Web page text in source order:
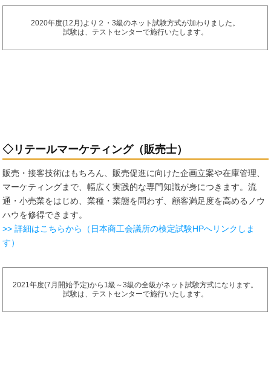
2020年度(12月)より２・3級のネット試験方式が加わりました。
試験は、テストセンターで施行いたします。
◇リテールマーケティング（販売士）
販売・接客技術はもちろん、販売促進に向けた企画立案や在庫管理、
マーケティングまで、幅広く実践的な専門知識が身につきます。流
通・小売業をはじめ、業種・業態を問わず、顧客満足度を高めるノウ
ハウを修得できます。
>> 詳細はこちらから（日本商工会議所の検定試験HPへリンクしま
す）
2021年度(7月開始予定)から1級～3級の全級がネット試験方式になります。
試験は、テストセンターで施行いたします。